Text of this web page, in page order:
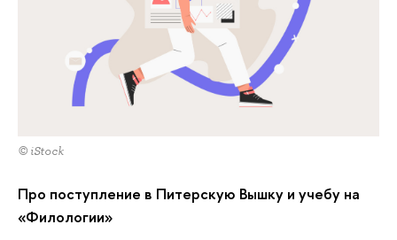
© iStock
Про поступление в Питерскую Вышку и учебу на
«Филологии»